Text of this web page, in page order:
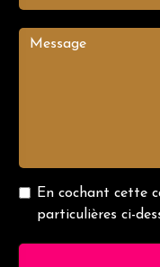
En cochant cette
particulières ci-